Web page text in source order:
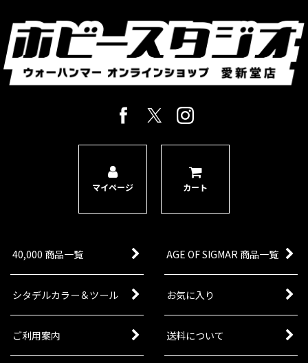
マイページ カート
40,000 商品一覧 AGE OF SIGMAR 商品一覧
シタデルカラー＆ツール お気に入り
ご利用案内 送料について